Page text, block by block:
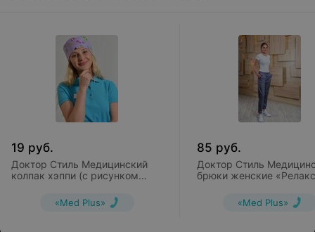
19 руб.
Доктор Стиль Медицинский
колпак хэппи (с рисунком
3306.1443.ХЕППИ
«Med Plus»
85 руб.
Доктор Стиль
брюки женские
«Med Plus»